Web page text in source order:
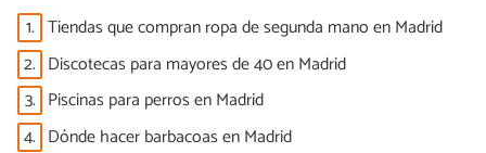
1. Tiendas que compran ropa de segunda mano en Madrid
2. Discotecas para mayores de 40 en Madrid
3. Piscinas para perros en Madrid
4. Dónde hacer barbacoas en Madrid